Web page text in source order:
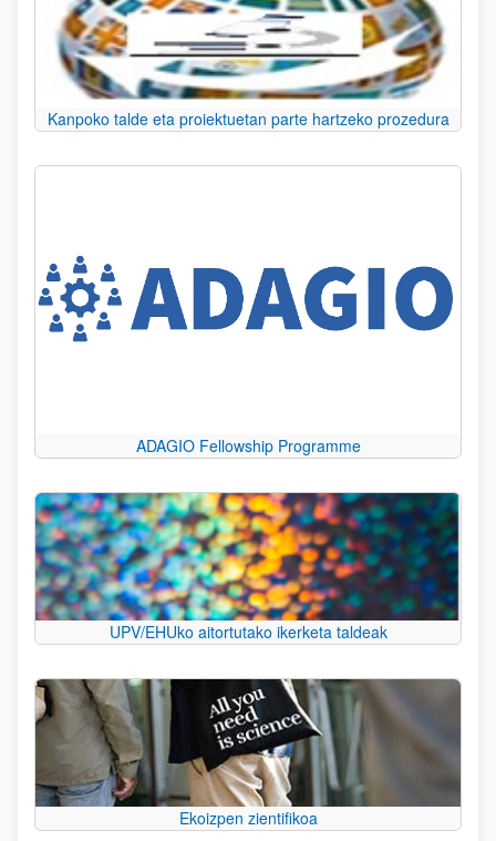
Kanpoko talde eta proiektuetan parte hartzeko prozedura
ADAGIO Fellowship Programme
UPV/EHUko aitortutako ikerketa taldeak
Ekoizpen zientifikoa